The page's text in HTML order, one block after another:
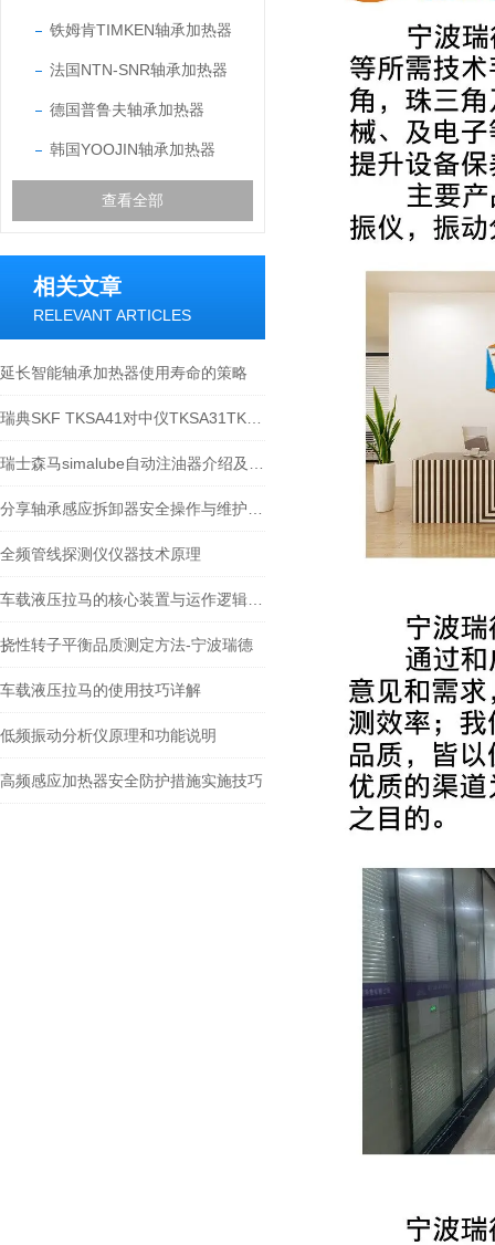
铁姆肯TIMKEN轴承加热器
法国NTN-SNR轴承加热器
德国普鲁夫轴承加热器
韩国YOOJIN轴承加热器
查看全部
相关文章
RELEVANT ARTICLES
延长智能轴承加热器使用寿命的策略
全频管线探测仪仪器技术原理
挠性转子平衡品质测定方法-宁波瑞德
车载液压拉马的使用技巧详解
低频振动分析仪原理和功能说明
高频感应加热器安全防护措施实施技巧